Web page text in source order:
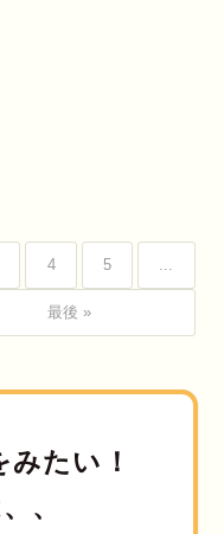
4 5 ...
最後 »
みたい！
、